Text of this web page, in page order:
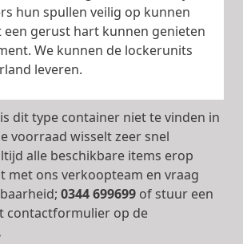
hun spullen veilig op kunnen
een gerust hart kunnen genieten
We kunnen de lockerunits
leveren.
dit type container niet te vinden in
voorraad wisselt zeer snel
alle beschikbare items erop
met ons verkoopteam en vraag
0344 699699 of stuur een
contactformulier op de